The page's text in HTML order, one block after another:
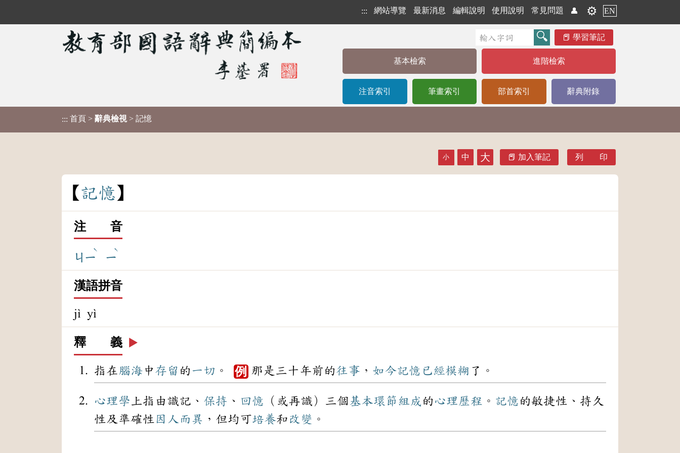
::: 網站導覽 最新消息 編輯說明 使用說明 常見問題 👤 ⚙️ EN
學習筆記
基本檢索 進階檢索
注音索引 筆畫索引 部首索引 辭典附錄
::: 首頁 > 辭典檢視 > 記憶
小 中 大 加入筆記 列 印
記憶
注 音
ㄐㄧ
ˋ
ㄧ
ˋ
漢語拼音
jì yì
釋 義 ▶️
指在腦海 中 存留 的 一切 。 例 那是三十年前的往事 ， 如今記憶 已經模糊 了。
心理學 上指由識記、 保持 、 回憶 （或再識）三個 基本環節 組成 的 心理歷程 。 記憶 的敏捷性、持久
性及準確性因人而異 ，但均可培養和 改變 。